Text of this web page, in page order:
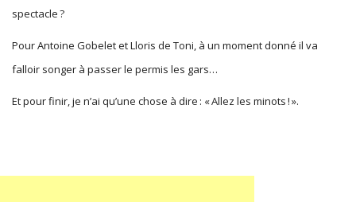
spectacle ?
PourAntoine Gobeletet Lloris de Toni, à un moment donné il va
falloir songer à passer le permis les gars…
Et pour finir, je n’ai qu’une chose à dire : « Allez les minots ! ».